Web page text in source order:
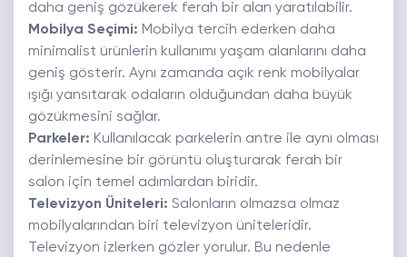
daha geniş gözükerek ferah bir alan yaratılabilir.
Mobilya Seçimi: Mobilya tercih ederken daha
minimalist ürünlerin kullanımı yaşam alanlarını daha
geniş gösterir. Aynı zamanda açık renk mobilyalar
ışığı yansıtarak odaların olduğundan daha büyük
gözükmesini sağlar.
Parkeler: Kullanılacak parkelerin antre ile aynı olması
derinlemesine bir görüntü oluşturarak ferah bir
salon için temel adımlardan biridir.
Televizyon Üniteleri: Salonların olmazsa olmaz
mobilyalarından biri televizyon üniteleridir.
Televizyon izlerken gözler yorulur. Bu nedenle